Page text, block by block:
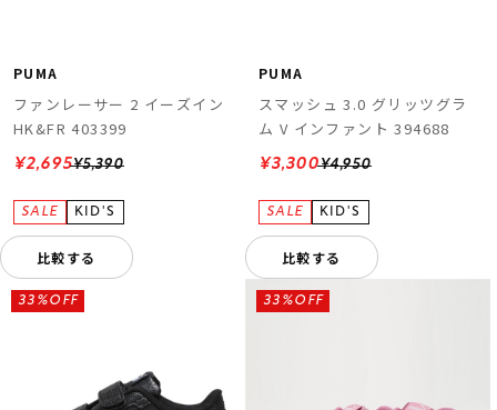
PUMA
ファンレーサー 2 イーズイン
HK&FR 403399
¥5,390
¥2,695
比較する
PUMA
スマッシュ 3.0 グリッツグラ
ム V インファント 394688
¥4,950
¥3,300
比較する
33%OFF 33%OFF